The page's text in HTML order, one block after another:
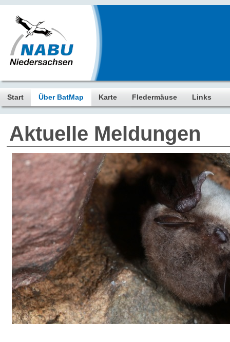
Start Über BatMap Karte Fledermäuse Links
Aktuelle Meldungen